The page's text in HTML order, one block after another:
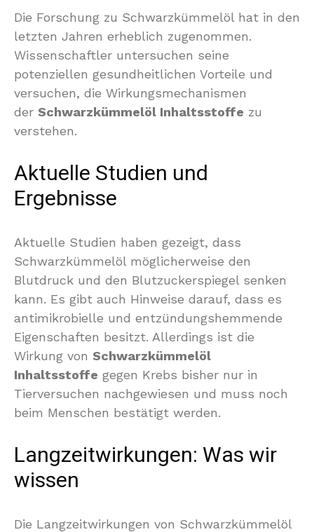
Die Forschung zu Schwarzkümmelöl hat in den
letzten Jahren erheblich zugenommen.
Wissenschaftler untersuchen seine
potenziellen gesundheitlichen Vorteile und
versuchen, die Wirkungsmechanismen
der Schwarzkümmelöl Inhaltsstoffe zu
verstehen.
Aktuelle Studien und
Ergebnisse
Aktuelle Studien haben gezeigt, dass
Schwarzkümmelöl möglicherweise den
Blutdruck und den Blutzuckerspiegel senken
kann. Es gibt auch Hinweise darauf, dass es
antimikrobielle und entzündungshemmende
Eigenschaften besitzt. Allerdings ist die
Wirkung von Schwarzkümmelöl
Inhaltsstoffe gegen Krebs bisher nur in
Tierversuchen nachgewiesen und muss noch
beim Menschen bestätigt werden.
Langzeitwirkungen: Was wir
wissen
Die Langzeitwirkungen von Schwarzkümmelöl